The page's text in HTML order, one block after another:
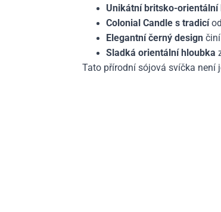
Unikátní britsko-orientální
Colonial Candle s tradicí
Elegantní černý design
Sladká orientální hloubka
Tato přírodní sójová svíčka není